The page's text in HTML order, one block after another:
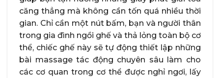
căng thẳng mà không cần tốn quá nhiều thời
gian. Chỉ cần một nút bấm, bạn và người thân
trong gia đình ngồi ghế và thả lỏng toàn bộ cơ
thể, chiếc ghế này sẽ tự động thiết lập những
bài massage tác động chuyên sâu làm cho
các cơ quan trong cơ thể được nghỉ ngơi, lấy